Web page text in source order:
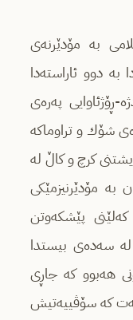
بە مۆدێرنەى
بە دوو ئاراستەدا
ڕۆژئاوایى پەرەی
شۆك و تراوماكە
كرچ و كاڵ لە
بە مۆدێرنیزمێكى
پێشكەوتن
لە سەدەى بیستدا
هەبوو كە جاڕى
كە سۆڤییەتیش